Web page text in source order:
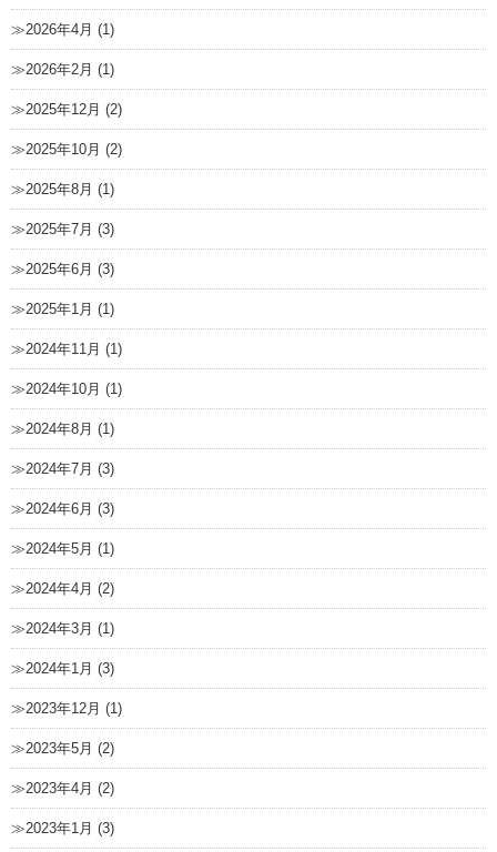
2026年4月 (1)
2026年2月 (1)
2025年12月 (2)
2025年10月 (2)
2025年8月 (1)
2025年7月 (3)
2025年6月 (3)
2025年1月 (1)
2024年11月 (1)
2024年10月 (1)
2024年8月 (1)
2024年7月 (3)
2024年6月 (3)
2024年5月 (1)
2024年4月 (2)
2024年3月 (1)
2024年1月 (3)
2023年12月 (1)
2023年5月 (2)
2023年4月 (2)
2023年1月 (3)